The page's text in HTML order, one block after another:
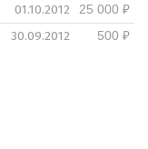
01.10.2012
25 000 ₽
30.09.2012 500 ₽